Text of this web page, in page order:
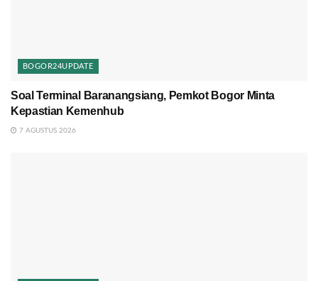
BOGOR24UPDATE
Soal Terminal Baranangsiang, Pemkot Bogor Minta
Kepastian Kemenhub
7 AGUSTUS 2026